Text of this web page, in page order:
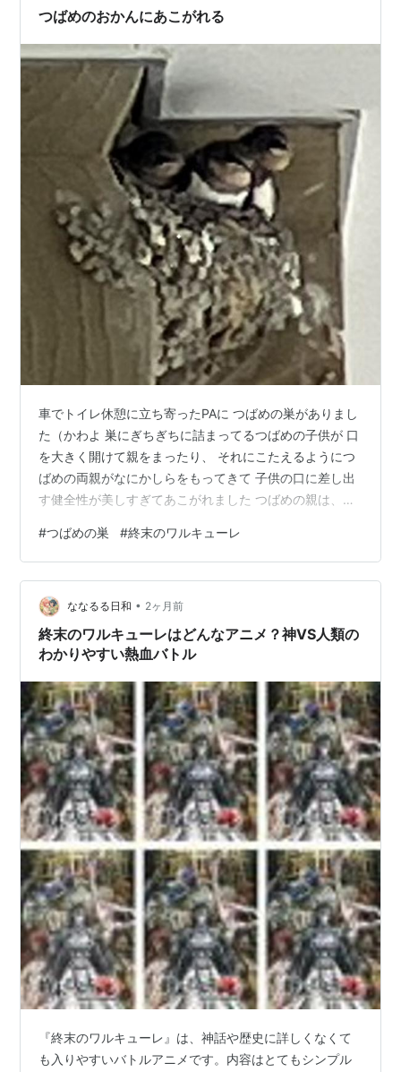
方や信念が、戦いの中で描かれていきます。そ…
つばめのおかんにあこがれる
車でトイレ休憩に立ち寄ったPAに つばめの巣がありまし
た（かわよ 巣にぎちぎちに詰まってるつばめの子供が 口
を大きく開けて親をまったり、 それにこたえるようにつ
ばめの両親がなにかしらをもってきて 子供の口に差し出
す健全性が美しすぎてあこがれました つばめの親は、自
場合は どうするんだろうって、きいてみたかったのでし
た つばめのおかん、絶対頼りになると思うの☆ ラグナロ
クのせいで（北欧神話 動物たちとの神秘的な対話能力が
なくなってしまったのを恨みますｗ 終末のワルキューレ
1巻 (ゼノンコミックス) 作者:アジチカ,梅村真也,フクイタ
クミ コ…
#つばめの巣 #終末のワルキューレ
ななるる日和 • 2ヶ月前
終末のワルキューレはどんなアニメ？神VS人類の
わかりやすい熱血バトル
『終末のワルキューレ』は、神話や歴史に詳しくなくて
も入りやすいバトルアニメです。内容はとてもシンプル